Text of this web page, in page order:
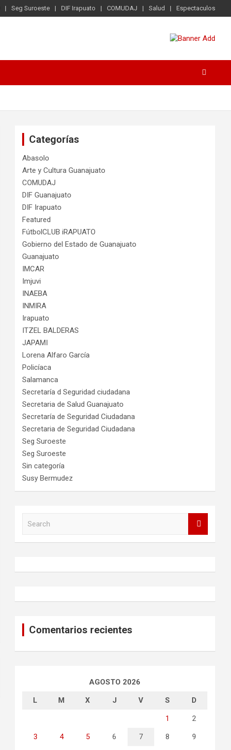
Seg Suroeste DIF Irapuato COMUDAJ Salud Espectaculos
Categorías
Abasolo
Arte y Cultura Guanajuato
COMUDAJ
DIF Guanajuato
DIF Irapuato
Featured
FútbolCLUB iRAPUATO
Gobierno del Estado de Guanajuato
Guanajuato
IMCAR
Imjuvi
INAEBA
INMIRA
Irapuato
ITZEL BALDERAS
JAPAMI
Lorena Alfaro García
Policíaca
Salamanca
Secretaría d Seguridad ciudadana
Secretaria de Salud Guanajuato
Secretaría de Seguridad Ciudadana
Secretaria de Seguridad Ciudadana
Seg Suroeste
Seg Suroeste
Sin categoría
Susy Bermudez
h
Comentarios recientes
AGOSTO 2026
L M X J V S D
1 2
3 4 5 6 7 8 9